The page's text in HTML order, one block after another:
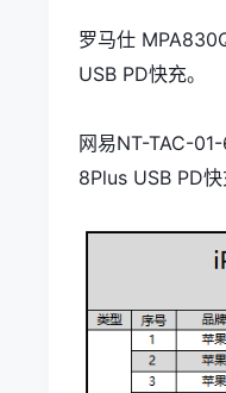
罗马仕
USB PD快充。
网易NT-TAC-
8Plus USB PD快